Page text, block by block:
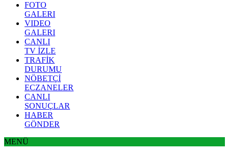
FOTO
GALERI
VIDEO
GALERI
CANLI
TV İZLE
TRAFİK
DURUMU
NÖBETÇİ
ECZANELER
CANLI
SONUÇLAR
HABER
GÖNDER
MENÜ